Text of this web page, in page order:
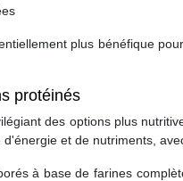
plus bénéfique
protéinés
des options plus
et de nutriments,
à base de farines